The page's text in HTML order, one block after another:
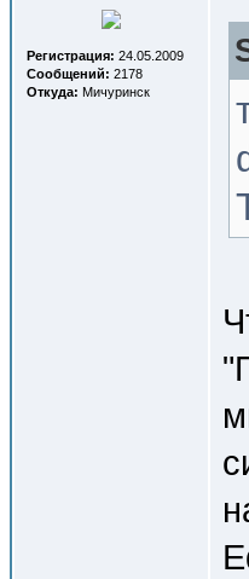
Регистрация: 24.05.2009
Сообщений: 2178
Откуда: Мичуринск